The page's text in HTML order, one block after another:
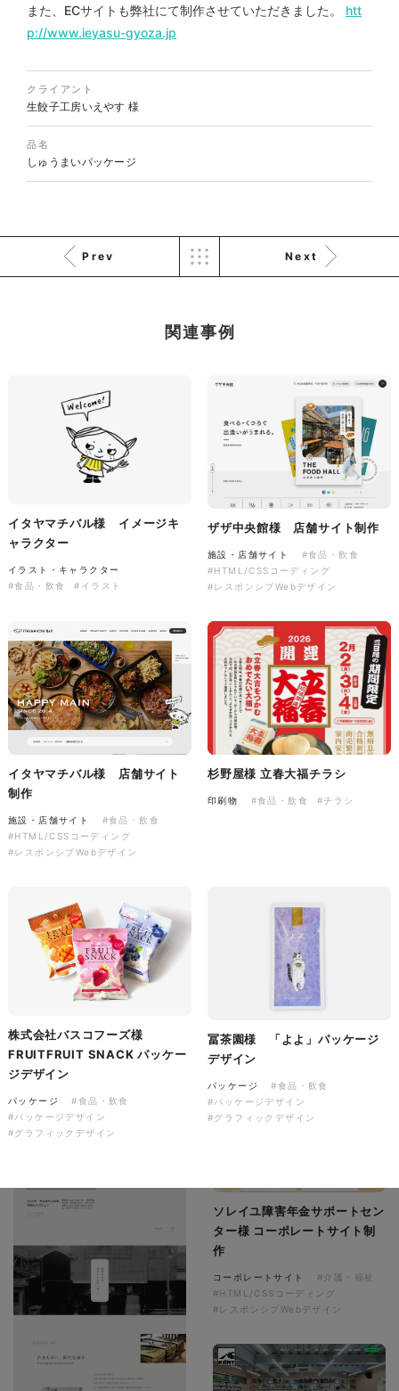
サイト制作
コーポレートサイト
#メーカー・製造業・工業・インフ
#HTML/CSSコーディング
株式会社三共様 会社案内パン
フレット
印刷物
#産業廃棄物処理業
#イラスト
#エコ・環境
イラスト・キャラクター
#エコ・環境
#ぬいぐるみ
ヒーパッケージ
ノベルティ
#産業廃棄物処理業
#イラスト
#エコ・環境
ソレイユ障害年金サポートセン
ター様 コーポレートサイト制
作
コーポレートサイト
#介護・福祉
#HTML/CSSコーディング
#レスポンシブWebデザイン
株式会社バスコフーズ様
パッケージ
#食品・飲食
#パッケージデザイン
#グラフィックデザイン
また、ECサイトも弊社にて制作させていただきました。 htt
p://www.ieyasu-gyoza.jp
クライアント
生餃子工房いえやす 様
品名
しゅうまいパッケージ
Prev Next
関連事例
イタヤマチバル様 イメージキ
ャラクター
イラスト・キャラクター
#食品・飲食
#イラスト
ザザ中央館様 店舗サイト制作
施設・店舗サイト
#食品・飲食
#HTML/CSSコーディング
#レスポンシブWebデザイン
イタヤマチバル様 店舗サイト
制作
施設・店舗サイト
#食品・飲食
#HTML/CSSコーディング
#レスポンシブWebデザイン
杉野屋様 立春大福チラシ
印刷物 #食品・飲食 #チラシ
株式会社バスコフーズ様
FRUITFRUIT SNACK パッケー
ジデザイン
パッケージ
#食品・飲食
#パッケージデザイン
#グラフィックデザイン
冨茶園様 「よよ」パッケージ
デザイン
パッケージ
#食品・飲食
#パッケージデザイン
#グラフィックデザイン